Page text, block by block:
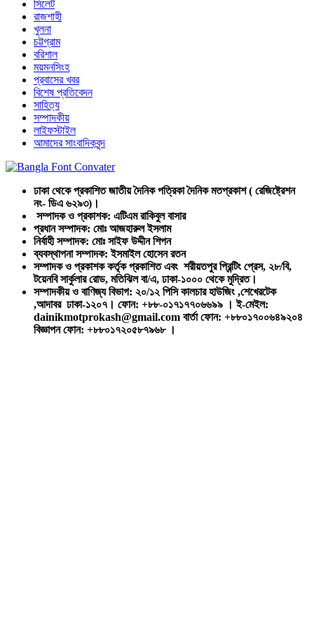
সিলেট
রাজশাহী
খুলনা
চট্টগ্রাম
বরিশাল
ময়মনসিংহ
প্রবাসের খবর
বিশেষ প্রতিবেদন
সাহিত্য
সম্পাদকীয়
লাইফস্টাইল
আমাদের সাংবাদিকবৃন্দ
ঢাকা থেকে প্রকাশিত জাতীয় দৈনিক পত্রিকা দৈনিক মতপ্রকাশ ( রেজিষ্ট্রেশন
নং- ডিএ ৬২৯৩)।
সম্পাদক ও প্রকাশক: এটিএম রাকিবুল বাসার
প্রধান সম্পাদক: মোঃ আজহারুল ইসলাম
নির্বাহী সম্পাদক: মোঃ সাইফ উদ্দীন শিপন
ব্যবস্থাপনা সম্পাদক: ইসমাইল হোসেন রতন
সম্পাদক ও প্রকাশক কর্তৃক প্রকাশিত এবং শরীয়তপুর প্রিন্টিং প্রেস, ২৮/বি,
টয়েনবি সার্কুলার রোড, মতিঝিল বা/এ, ঢাকা-১০০০ থেকে মুদ্রিত।
সম্পাদকীয় ও বাণিজ্য বিভাগ: ২০/১২ পিসি কালচার হাউজিং ,শেখেরটেক
,আদাবর ঢাকা-১২০৭। ফোন: +৮৮-০১৭১৭৭০৬৬৯৯ । ই-মেইল:
dainikmotprokash@gmail.com বার্তা ফোন: +৮৮০১৭০০৬৪৯২০৪
বিজ্ঞাপন ফোন: +৮৮০১৭২০৫৮৭৯৬৮ ।